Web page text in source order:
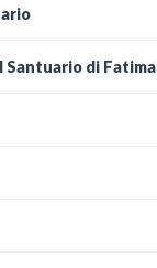
di Fatima